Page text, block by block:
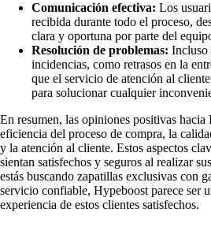
Comunicación efectiva: Los
recibida durante todo el proceso,
clara y oportuna por parte del
Resolución de problemas: Incluso
incidencias, como retrasos en la
que el servicio de atención al
para solucionar cualquier
En resumen, las opiniones positivas hacia
eficiencia del proceso de compra, la
y la atención al cliente. Estos aspectos
sientan satisfechos y seguros al realizar
estás buscando zapatillas exclusivas con
servicio confiable, Hypeboost parece ser
experiencia de estos clientes satisfechos.